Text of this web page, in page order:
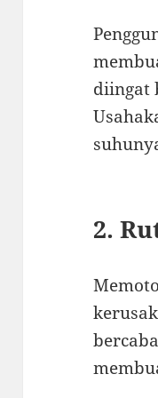
diingat
2.